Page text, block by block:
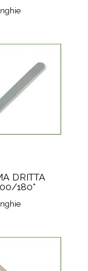
DRITTA
180*